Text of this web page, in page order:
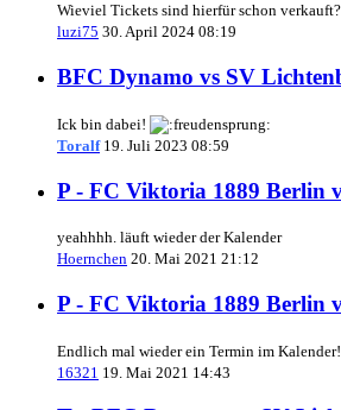
Wieviel Tickets sind hierfür schon verkauft?
luzi75 30. April 2024 08:19
BFC Dynamo vs SV
Ick bin dabei!
Toralf 19. Juli 2023 08:59
P - FC Viktoria 1889 Berlin
yeahhhh. läuft wieder der Kalender
Hoernchen 20. Mai 2021 21:12
P - FC Viktoria 1889 Berlin
Endlich mal wieder ein Termin im Kalender!
16321 19. Mai 2021 14:43